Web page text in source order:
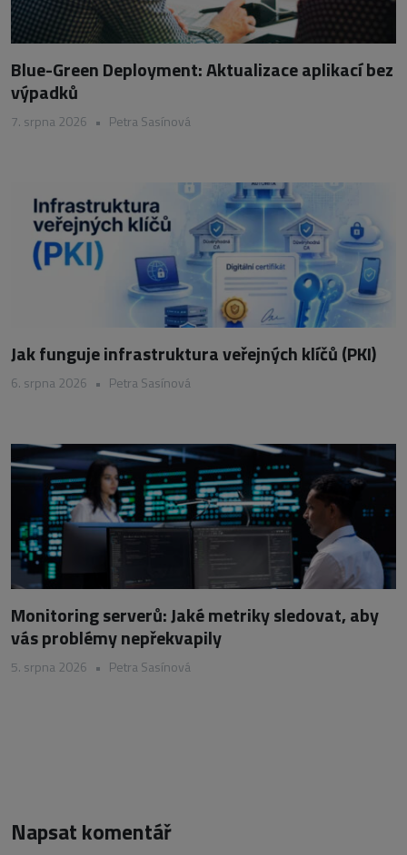
Blue-Green Deployment: Aktualizace aplikací bez
výpadků
7. srpna 2026 • Petra Sasínová
Jak funguje infrastruktura veřejných klíčů (PKI)
6. srpna 2026 • Petra Sasínová
Monitoring serverů: Jaké metriky sledovat, aby
vás problémy nepřekvapily
5. srpna 2026 • Petra Sasínová
Napsat komentář